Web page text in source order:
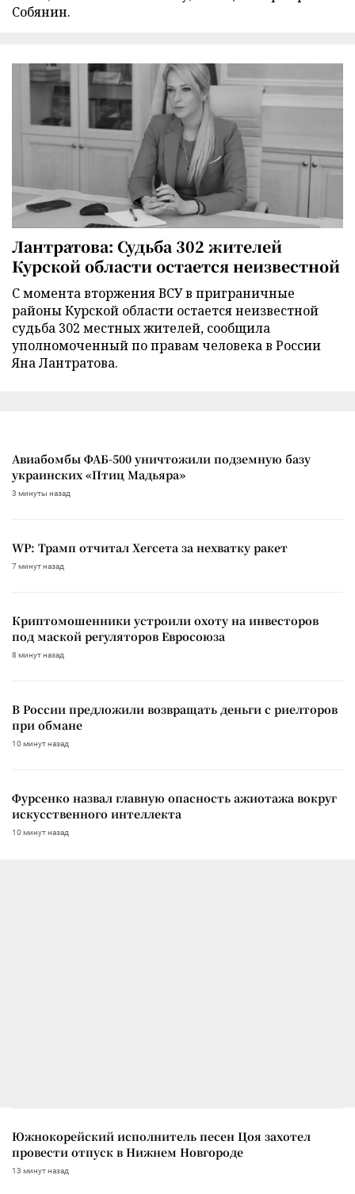
Собянин.
Лантратова: Судьба 302 жителей
Курской области остается неизвестной
С момента вторжения ВСУ в приграничные
районы Курской области остается неизвестной
судьба 302 местных жителей, сообщила
уполномоченный по правам человека в России
Яна Лантратова.
Авиабомбы ФАБ-500 уничтожили подземную базу
украинских «Птиц Мадьяра»
3 минуты назад
WP: Трамп отчитал Хегсета за нехватку ракет
7 минут назад
Криптомошенники устроили охоту на инвесторов
под маской регуляторов Евросоюза
8 минут назад
В России предложили возвращать деньги с риелторов
при обмане
10 минут назад
Фурсенко назвал главную опасность ажиотажа вокруг
искусственного интеллекта
10 минут назад
Южнокорейский исполнитель песен Цоя захотел
провести отпуск в Нижнем Новгороде
13 минут назад